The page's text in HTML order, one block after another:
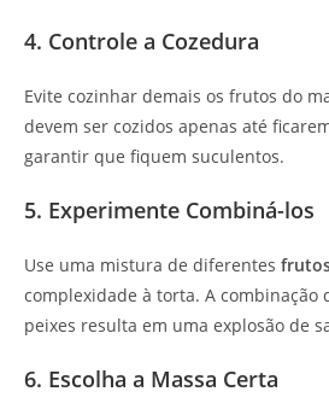
4. Controle a Cozedura
Evite cozinhar demais os frutos do
devem ser cozidos apenas até
garantir que fiquem suculentos.
5. Experimente Combiná-los
Use uma mistura de diferentes
complexidade à torta. A combinação
peixes resulta em uma explosão de
6. Escolha a Massa Certa